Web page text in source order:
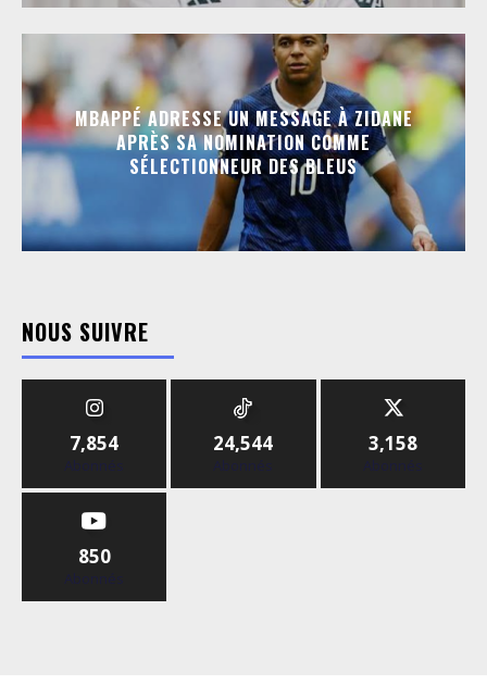
MBAPPÉ ADRESSE UN MESSAGE À ZIDANE
APRÈS SA NOMINATION COMME
SÉLECTIONNEUR DES BLEUS
NOUS SUIVRE
7,854
Abonnés
24,544
Abonnés
3,158
Abonnés
850
Abonnés